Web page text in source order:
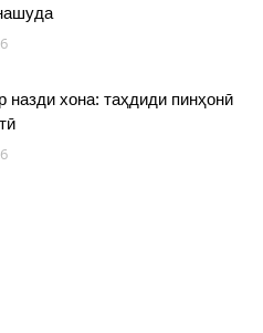
назди хона: таҳдиди пинҳонӣ